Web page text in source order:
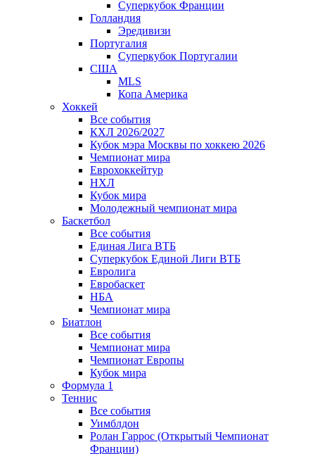
Суперкубок Франции
Голландия
Эредивизи
Португалия
Суперкубок Португалии
США
MLS
Копа Америка
Хоккей
Все события
КХЛ 2026/2027
Кубок мэра Москвы по хоккею 2026
Чемпионат мира
Еврохоккейтур
НХЛ
Кубок мира
Молодежный чемпионат мира
Баскетбол
Все события
Единая Лига ВТБ
Суперкубок Единой Лиги ВТБ
Евролига
Евробаскет
НБА
Чемпионат мира
Биатлон
Все события
Чемпионат мира
Чемпионат Европы
Кубок мира
Формула 1
Теннис
Все события
Уимблдон
Ролан Гаррос (Открытый Чемпионат
Франции)